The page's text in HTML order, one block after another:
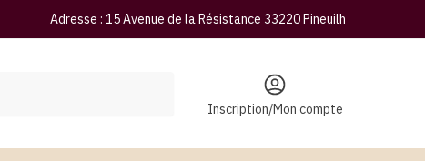
Adresse : 15 Avenue de la Résistance 33220 Pineuilh
Inscription/Mon compte